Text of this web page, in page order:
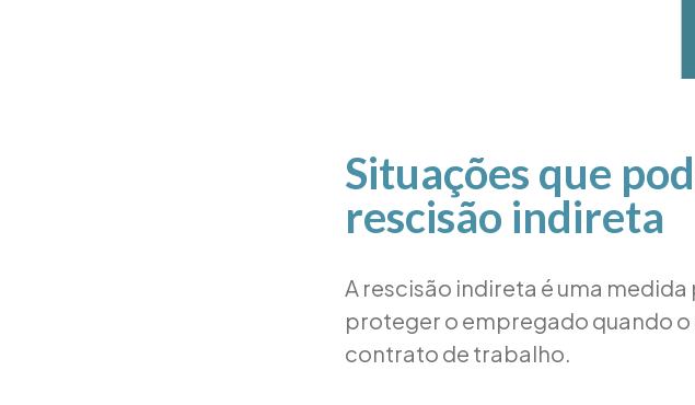
Situações que
rescisão indireta
A rescisão indireta é uma
proteger o empregado quando
contrato de trabalho.